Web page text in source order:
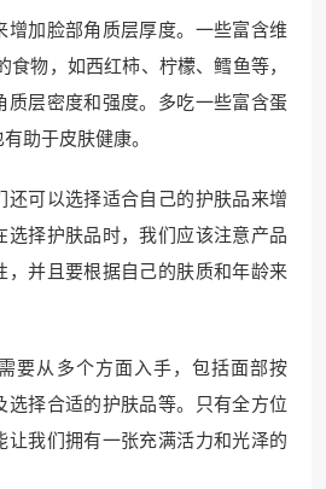
增加脸部角质层厚度。一些富含维
食物，如西红柿、柠檬、鳕鱼等，
质层密度和强度。多吃一些富含蛋
助于皮肤健康。
还可以选择适合自己的护肤品来增
选择护肤品时，我们应该注意产品
，并且要根据自己的肤质和年龄来
要从多个方面入手，包括面部按
选择合适的护肤品等。只有全方位
让我们拥有一张充满活力和光泽的